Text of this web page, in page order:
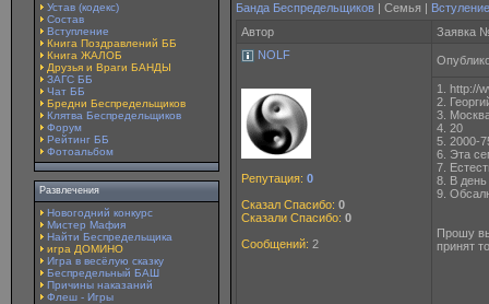
Устав (кодекс)
Состав
Вступление
Книга Поздравлений ББ
Книга ЖАЛОБ
Друзья и Враги БАНДЫ
ЗАГС ББ
Чат ББ
Бредни Беспредельщиков
Клятва Беспредельщиков
Форум
Рейтинг ББ
Фотоальбом
Развлечения
Новогодний конкурс
Мистер Мафия
Найти Беспредельщика
игра ДОМИНО
Игра в весёлую сказку
Беспредельный БАШ
Причины наказаний
Флеш - Игры
Банда Беспредельщиков | Семья | Встуление
Автор
Заявка
NOLF
Репутация: 0
Сказал Спасибо: 0
Сказали Спасибо: 0
Сообщений: 2
1. http://
2.
3.
4. 20
5. 2000-
6. Эта
7.
8. В
9.
Прошу
принят